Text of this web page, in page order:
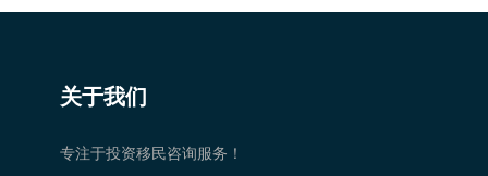
关于我们
专注于投资移民咨询服务！